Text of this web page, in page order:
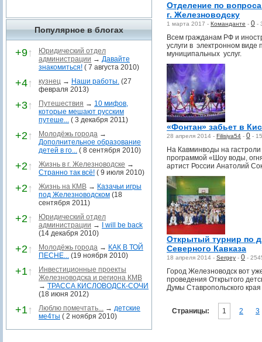
Популярное в блогах
+9↑
Юридический отдел
администрации → Давайте
знакомиться! ( 7 августа 2010)
+4↑ кузнец → Наши работы. (27
февраля 2013)
+3↑ Путешествия → 10 мифов,
которые мешают русским
путеше... ( 3 декабря 2011)
+2↑ Молодёжь города →
Дополнительное образование
детей в го... ( 8 сентября 2010)
+2↑ Жизнь в г. Железноводске →
Странно так всё! ( 9 июля 2010)
+2↑ Жизнь на КМВ → Казачьи игры
под Железноводском (18
сентября 2011)
+2↑
Юридический отдел
администрации →
I will be back
(14 декабря 2010)
+2↑ Молодёжь города → КАК В ТОЙ
ПЕСНЕ... (19 ноября 2010)
+1↑
Инвестиционные проекты
Железноводска и региона КМВ
→ ТРАССА КИСЛОВОДСК-СОЧИ
(18 июня 2012)
+1↑ Люблю помечтать... → детские
ме4ты ( 2 ноября 2010)
Отделение по
г. Железноводску
1 марта 2017 - Команданте - 0 -
Всем гражданам РФ и
услуги в электронном виде
муниципальных услуг.
«Фонтан» забьет в
28 апреля 2014 - Filisiya54 - 0 -
На Кавминводы на
программой «Шоу воды,
артист России Анатолий
Открытый турнир по
Северного Кавказа
18 апреля 2014 - Sergey - 0 -
Город Железноводск вот
проведения Открытого
Думы Ставропольского
Страницы: 1 2 3